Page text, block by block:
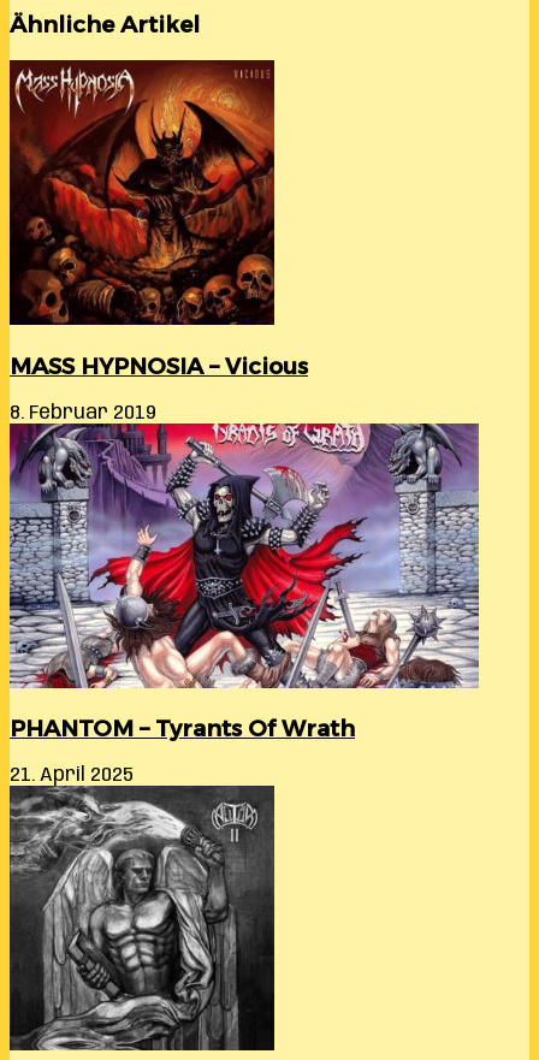
Ähnliche Artikel
MASS HYPNOSIA – Vicious
8. Februar 2019
PHANTOM – Tyrants Of Wrath
21. April 2025